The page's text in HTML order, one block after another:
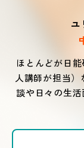
ユ
ほとんどが日
人講師が担当）
談や日々の生